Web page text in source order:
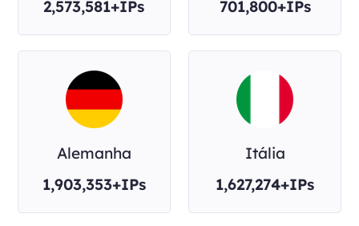
2,573,581+IPs
701,800+IPs
Alemanha
1,903,353+IPs
Itália
1,627,274+IPs